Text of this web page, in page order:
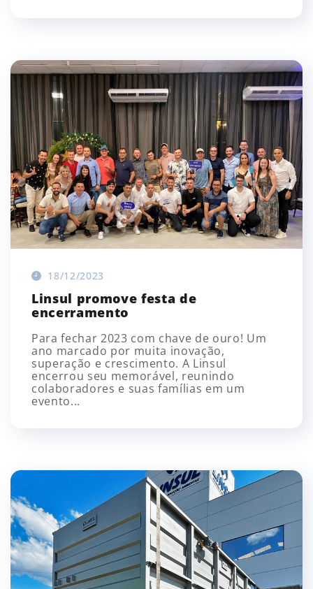
18/12/2023
Linsul promove festa de
encerramento
Para fechar 2023 com chave de ouro! Um
ano marcado por muita inovação,
superação e crescimento. A Linsul
encerrou seu memorável, reunindo
colaboradores e suas famílias em um
evento...